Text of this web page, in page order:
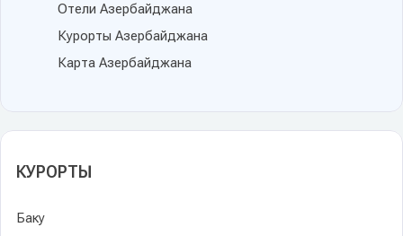
Отели Азербайджана
Курорты Азербайджана
Карта Азербайджана
КУРОРТЫ
Баку